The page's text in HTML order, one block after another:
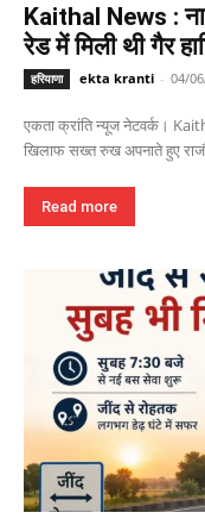
Kaithal News :
रेड में मिली थी गैर
हरियाणा ekta kranti - 04/
एकता क्रांति न्यूज नेटवर्क।
खिलाफ सख्त रुख अपनाते हुए
Read more